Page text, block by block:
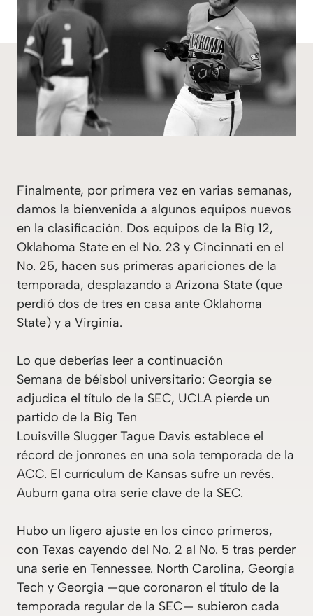
Finalmente, por primera vez en varias semanas,
damos la bienvenida a algunos equipos nuevos
en la clasificación. Dos equipos de la Big 12,
Oklahoma State en el No. 23 y Cincinnati en el
No. 25, hacen sus primeras apariciones de la
temporada, desplazando a Arizona State (que
perdió dos de tres en casa ante Oklahoma
State) y a Virginia.
Lo que deberías leer a continuación
Semana de béisbol universitario: Georgia se
adjudica el título de la SEC, UCLA pierde un
partido de la Big Ten
Louisville Slugger Tague Davis establece el
récord de jonrones en una sola temporada de la
ACC. El currículum de Kansas sufre un revés.
Auburn gana otra serie clave de la SEC.
Hubo un ligero ajuste en los cinco primeros,
con Texas cayendo del No. 2 al No. 5 tras perder
una serie en Tennessee. North Carolina, Georgia
Tech y Georgia —que coronaron el título de la
temporada regular de la SEC— subieron cada